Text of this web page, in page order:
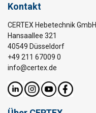
Kontakt
CERTEX Hebetechnik GmbH
Hansaallee 321
40549 Düsseldorf
+49 211 67009 0
info@certex.de